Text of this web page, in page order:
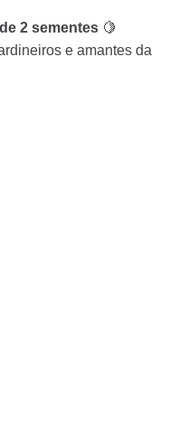
2 sementes 🍋
e amantes da